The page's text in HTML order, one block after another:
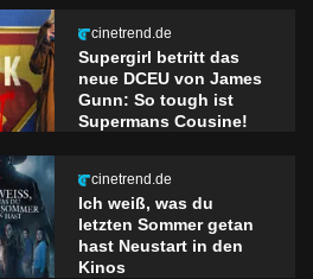
cinetrend.de
Supergirl betritt das
neue DCEU von James
Gunn: So tough ist
Supermans Cousine!
cinetrend.de
Ich weiß, was du
letzten Sommer getan
hast Neustart in den
Kinos